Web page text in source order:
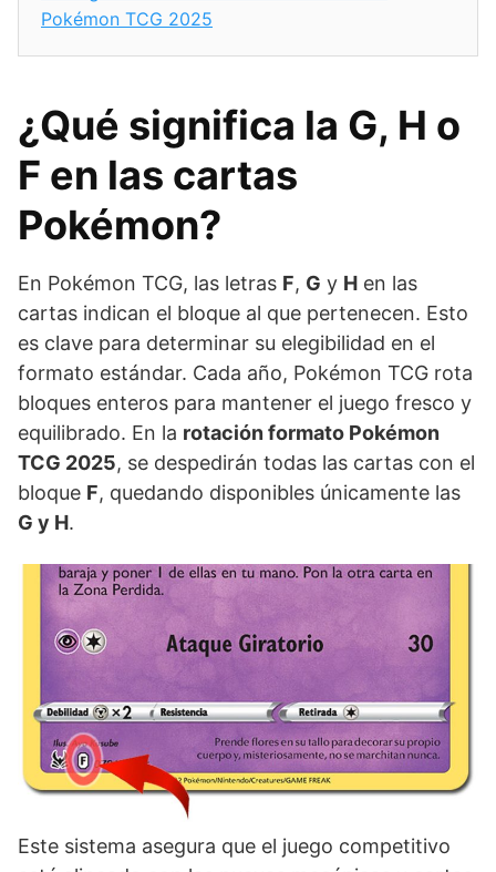
Pokémon TCG 2025
¿Qué significa la G, H o
F en las cartas
Pokémon?
En Pokémon TCG, las letras F, G y H en las
cartas indican el bloque al que pertenecen. Esto
es clave para determinar su elegibilidad en el
formato estándar. Cada año, Pokémon TCG rota
bloques enteros para mantener el juego fresco y
equilibrado. En la rotación formato Pokémon
TCG 2025, se despedirán todas las cartas con el
bloque F, quedando disponibles únicamente las
G y H.
Este sistema asegura que el juego competitivo